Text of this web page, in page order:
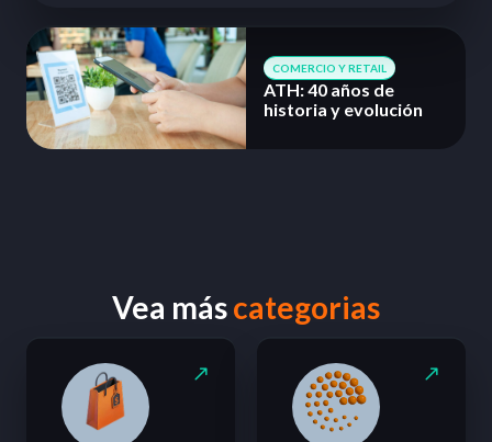
COMERCIO Y RETAIL
ATH: 40 años de
historia y evolución
Vea máscategorias